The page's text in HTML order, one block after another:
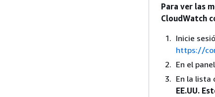
Para ver las
CloudWatch
Inicie
https://
En el
En la lista
EE.UU.